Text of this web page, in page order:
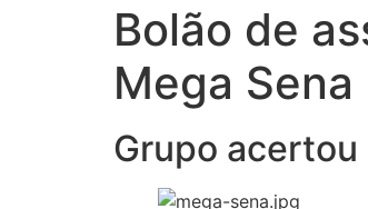
Bolão de
Mega
Grupo acertou